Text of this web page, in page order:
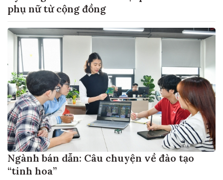
phụ nữ từ cộng đồng
Ngành bán dẫn: Câu chuyện về đào tạo
“tinh hoa”